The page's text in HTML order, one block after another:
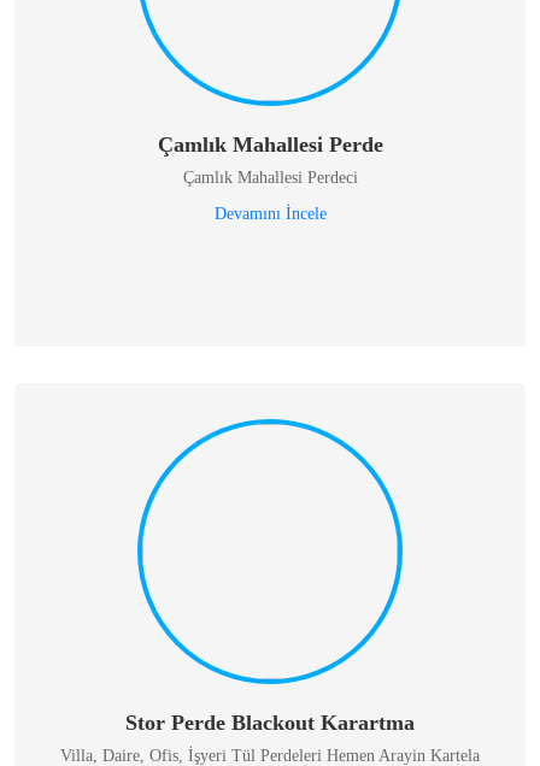
Çamlık Mahallesi Perde
Çamlık Mahallesi Perdeci
Devamını İncele
Stor Perde Blackout Karartma
Villa, Daire, Ofis, İşyeri Tül Perdeleri Hemen Arayin Kartela